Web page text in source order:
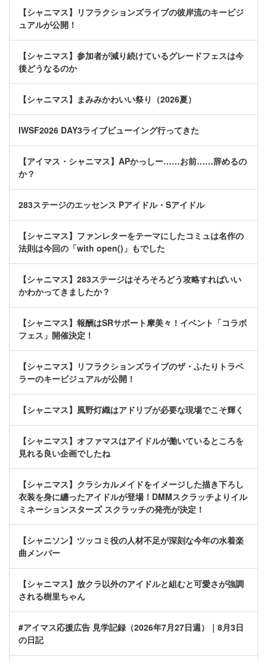
【シャニマス】リフラクションズライブの彼岸流のキービジ
ュアルが公開！
【シャニマス】参加者が減り続けているグレードフェスは今
後どうなるのか
【シャニマス】まみみかわいい祭り（2026夏）
IWSF2026 DAY3ライブビューイング行ってきた
【アイマス・シャニマス】APかっしー……お前……辞めるの
か？
283ステージのエッセンス Pアイドル・Sアイドル
【シャニマス】ファンレターをテーマにしたコミュは名作の
法則は今回の「with open()」もでした
【シャニマス】283ステージはそろそろどう攻略すればいい
かわかってきましたか？
【シャニマス】報酬はSRサポート摩美々！イベント「コラボ
フェス」開催決定！
【シャニマス】リフラクションズライブのザ・ふたりトラベ
ラーのキービジュアルが公開！
【シャニマス】風野灯織はアドリブが必要な現場でこそ輝く
【シャニマス】オファマスはアイドルが働いているところを
見れる良い企画でしたね
【シャニマス】クラシカルメイドをイメージした描き下ろし
衣装を身に纏ったアイドルが登場！DMMスクラッチよりイル
ミネーションスターズ スクラッチの発売が決定！
【シャニソン】ツッコミ役の人材不足が深刻な今年の水着楽
曲メンバー
【シャニマス】放クラ以外のアイドルと組むと可愛さが強調
される樹里ちゃん
#アイマス応援広告 見学記録（2026年7月27日週）｜8月3日
の日記